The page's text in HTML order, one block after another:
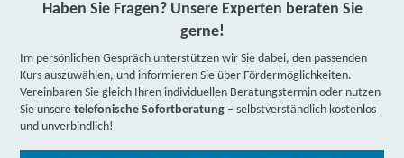
Haben Sie Fragen? Unsere Experten beraten Sie
gerne!
Im persönlichen Gespräch unterstützen wir Sie dabei, den passenden
Kurs auszuwählen, und informieren Sie über Fördermöglichkeiten.
Vereinbaren Sie gleich Ihren individuellen Beratungstermin oder nutzen
Sie unseretelefonische Sofortberatung – selbstverständlich kostenlos
und unverbindlich!